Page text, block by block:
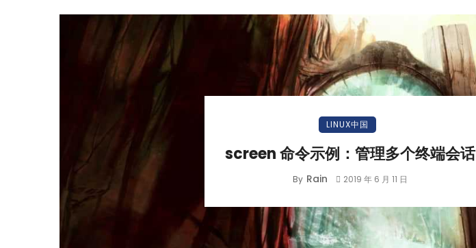
LINUX中国
screen 命令示例：管理多个终端会话
By Rain 2019 年 6 月 11 日